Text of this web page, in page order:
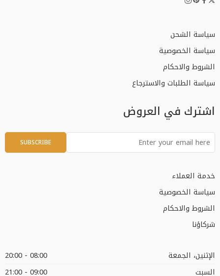
سياسة الشحن
سياسة الخصوصية
الشروط والاحكام
سياسة الطلبات والاسترجاع
اشترك في العروض
خدمة العملاء
سياسة الخصوصية
الشروط والاحكام
شركاؤنا
الإثنين، الجمعة
08:00 - 20:00
السبت
09:00 - 21:00